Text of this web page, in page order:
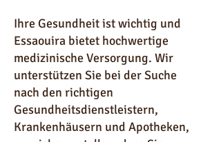
Ihre Gesundheit ist wichtig und
Essaouira bietet hochwertige
medizinische Versorgung. Wir
unterstützen Sie bei der Suche
nach den richtigen
Gesundheitsdienstleistern,
Krankenhäusern und Apotheken,